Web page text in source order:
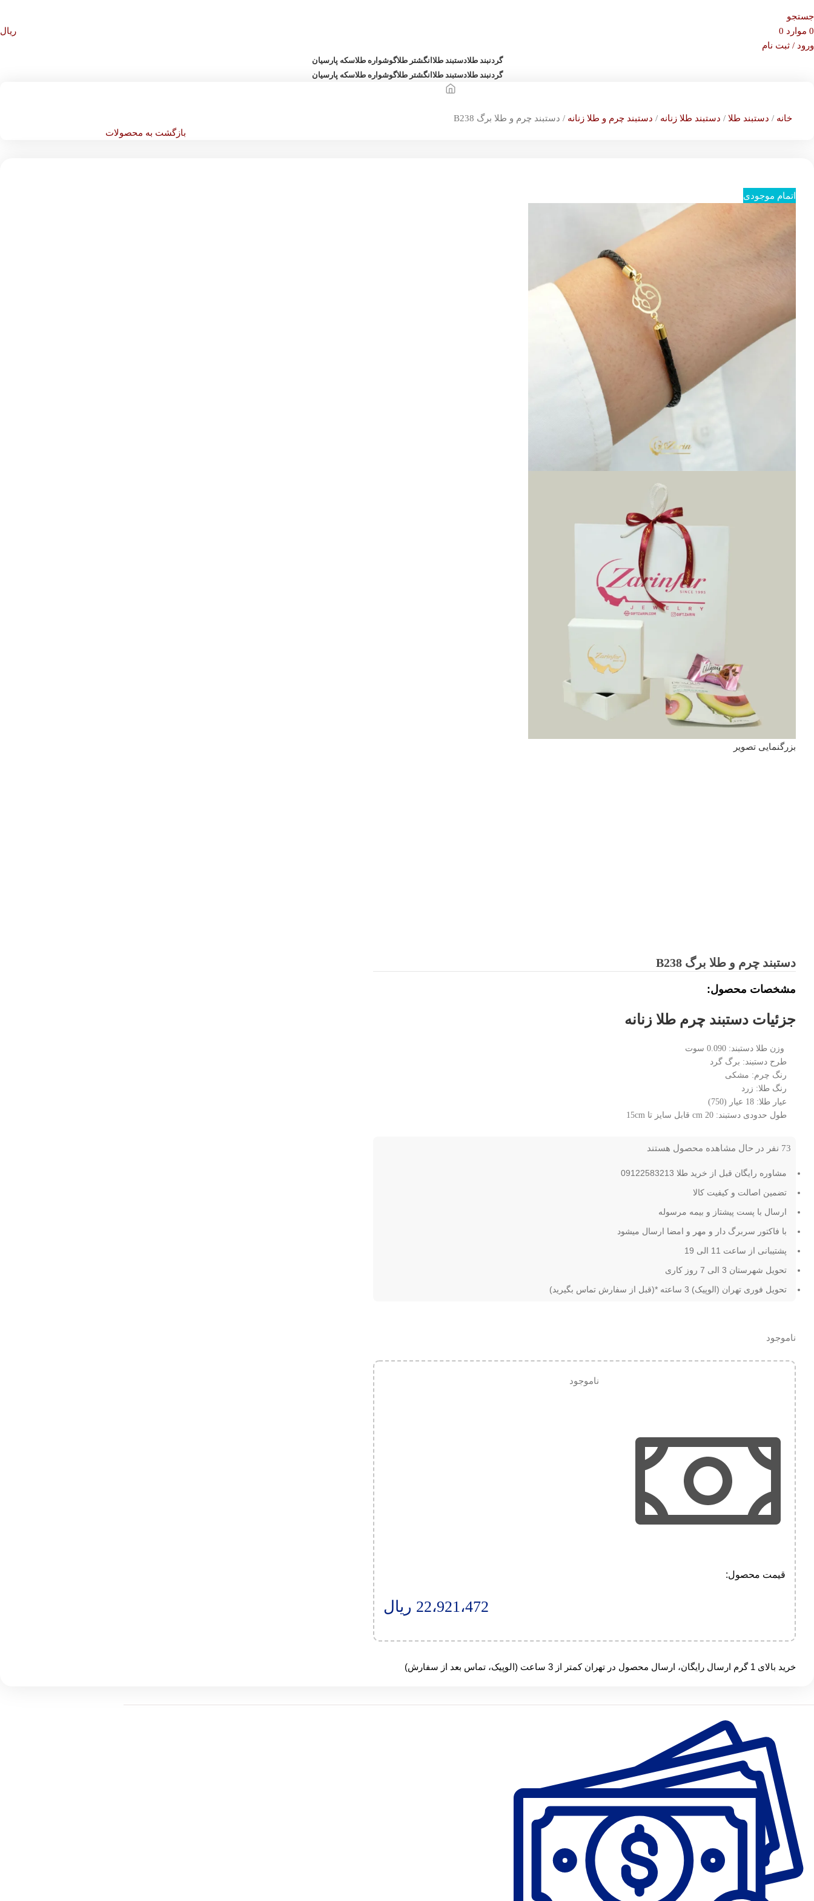
جستجو
0 موارد 0
ریال
ورود / ثبت نام
گردنبند طلادستبند طلا انگشتر طلاگوشواره طلاسکه پارسیان
گردنبند طلادستبند طلا انگشتر طلاگوشواره طلاسکه پارسیان
خانه دستبند طلا دستبند طلا زنانه دستبند چرم و طلا زنانه
دستبند چرم و طلا برگ B238
بازگشت به محصولات
اتمام موجودی
بزرگنمایی تصویر
دستبند چرم و طلا برگ B238
مشخصات محصول:
جزئیات دستبند چرم طلا زنانه
طرح دستبند: برگ گرد
رنگ چرم: مشکی
رنگ طلا: زرد
عیار طلا: 18 عیار (750)
طول حدودی دستبند: 20 cm قابل سایز تا 15cm
73 نفر در حال مشاهده محصول هستند
مشاوره رایگان قبل از خرید طلا 09122583213
تضمین اصالت و کیفیت کالا
ارسال با پست پیشتاز و بیمه مرسوله
با فاکتور سربرگ دار و مهر و امضا ارسال میشود
پشتیبانی از ساعت 11 الی 19
تحویل شهرستان 3 الی 7 روز کاری
تحویل فوری تهران (الوپیک) 3 ساعته *(قبل از سفارش تماس بگیرید)
ناموجود
ناموجود
قیمت محصول:​
22،921،472 ریال
خرید بالای 1 گرم ارسال رایگان، ارسال محصول در تهران کمتر از 3 ساعت (الوپیک، تماس بعد از سفارش)